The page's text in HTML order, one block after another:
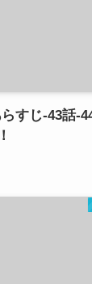
すじ-43話-